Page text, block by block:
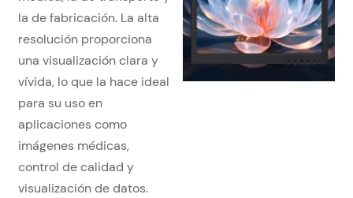
la de fabricación. La alta
resolución proporciona
una visualización clara y
vívida, lo que la hace ideal
para su uso en
aplicaciones como
imágenes médicas,
control de calidad y
visualización de datos.